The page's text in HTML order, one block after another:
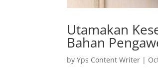
Utamakan
Bahan
byYps Content Writer |